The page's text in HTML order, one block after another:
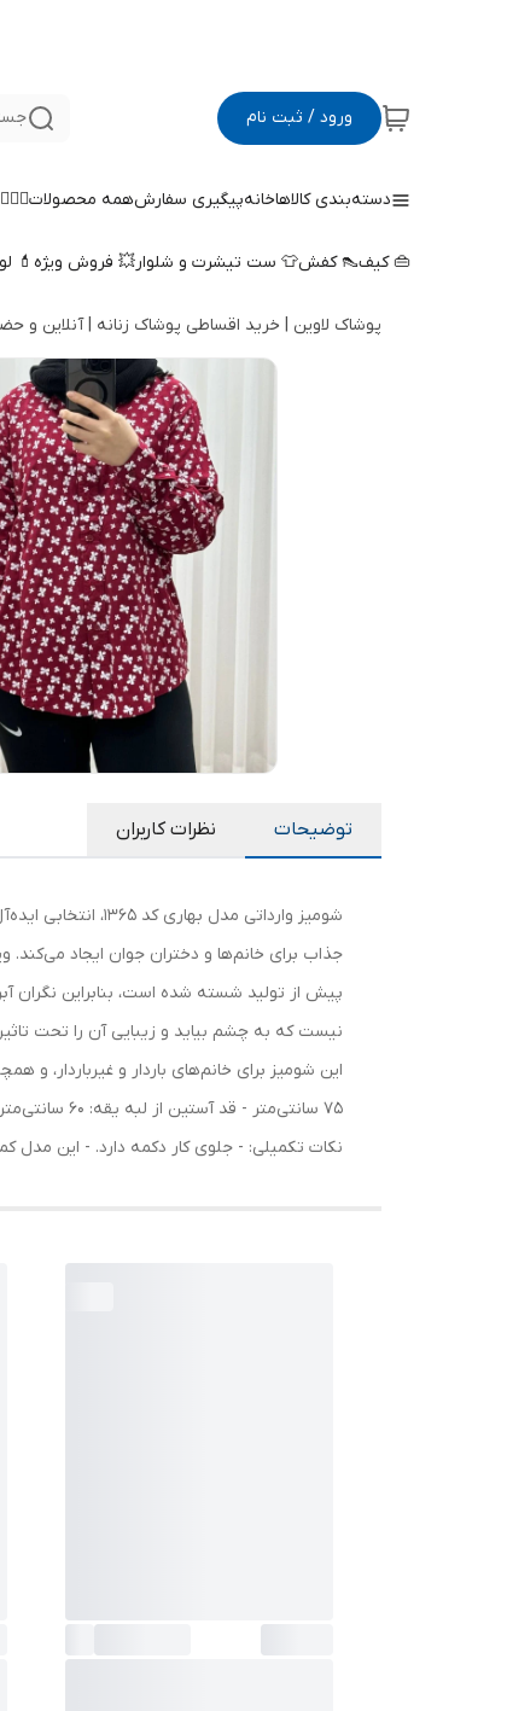
ورود / ثبت نام
دسته‌بندی کالاهاخانهپیگیری سفارشهمه محصولات
👜 کیف👠 کفش👕 ست تیشرت و شلوار💥 فروش ویژه 💄
پوشاک لاوین | خرید اقساطی پوشاک زنانه | آنلاین و
توضیحات نظرات کاربران
شومیز وارداتی
جذاب برای خانم‌ها و دختران جوان ایجاد
پیش از تولید شسته شده است، بنابراین
نیست که به چشم بیاید و زیبایی آن را تحت
نکات تکمیلی: - جلوی کار دکمه دارد. - این مدل